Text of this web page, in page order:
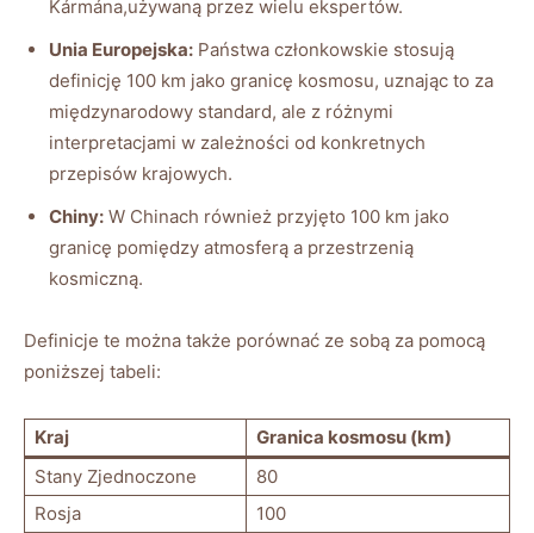
Kármána,używaną przez wielu ekspertów.
Unia Europejska: Państwa członkowskie stosują
definicję 100 km jako granicę kosmosu, uznając to za
międzynarodowy standard, ale z różnymi
interpretacjami w zależności od konkretnych
przepisów krajowych.
Chiny: W Chinach również przyjęto 100 km jako
granicę pomiędzy atmosferą a przestrzenią
kosmiczną.
Definicje te można także porównać ze sobą za pomocą
poniższej tabeli:
Kraj
Granica kosmosu (km)
Stany Zjednoczone
80
Rosja
100